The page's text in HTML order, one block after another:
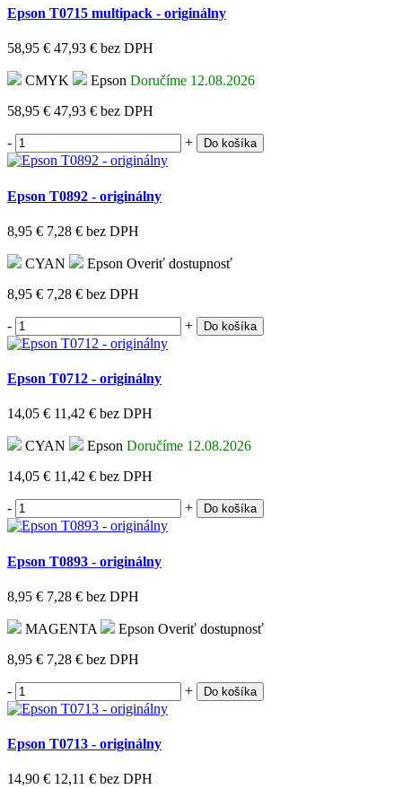
Epson T0715 multipack - originálny
58,95 € 47,93 € bez DPH
CMYK Epson Doručíme 12.08.2026
58,95 € 47,93 € bez DPH
- + Do košíka
Epson T0892 - originálny
8,95 € 7,28 € bez DPH
CYAN Epson Overiť dostupnosť
8,95 € 7,28 € bez DPH
- + Do košíka
Epson T0712 - originálny
14,05 € 11,42 € bez DPH
CYAN Epson Doručíme 12.08.2026
14,05 € 11,42 € bez DPH
- + Do košíka
Epson T0893 - originálny
8,95 € 7,28 € bez DPH
MAGENTA Epson Overiť dostupnosť
8,95 € 7,28 € bez DPH
- + Do košíka
Epson T0713 - originálny
14,90 € 12,11 € bez DPH